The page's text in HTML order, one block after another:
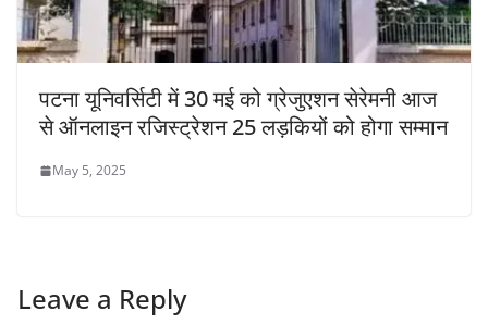
पटना यूनिवर्सिटी में 30 मई को ग्रेजुएशन सेरेमनी आज
से ऑनलाइन रजिस्ट्रेशन 25 लड़कियों को होगा सम्मान
May 5, 2025
Leave a Reply